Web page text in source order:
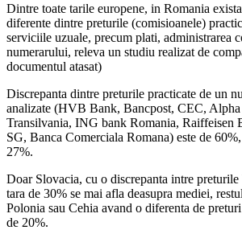
Dintre toate tarile europene, in Romania
diferente dintre preturile (comisioanele)
serviciile uzuale, precum plati, administrarea
numerarului, releva un studiu realizat de
documentul atasat)
Discrepanta dintre preturile practicate de un
analizate (HVB Bank, Bancpost, CEC,
Transilvania, ING bank Romania, Raiffeisen
SG, Banca Comerciala Romana) este de
27%.
Doar Slovacia, cu o discrepanta intre preturile
tara de 30% se mai afla deasupra mediei,
Polonia sau Cehia avand o diferenta de
de 20%.